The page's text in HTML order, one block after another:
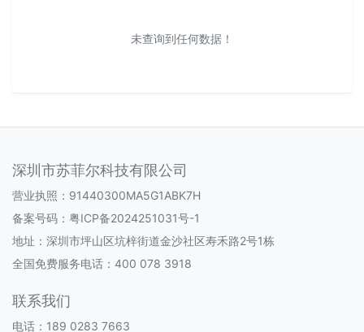
未查询到任何数据！
深圳市苏菲尔科技有限公司
营业执照：91440300MA5G1ABK7H
备案号码： 粤ICP备2024251031号-1
地址：深圳市坪山区坑梓街道金沙社区寿禾路2号1栋
全国免费服务电话：400 078 3918
联系我们
电话：189 0283 7663